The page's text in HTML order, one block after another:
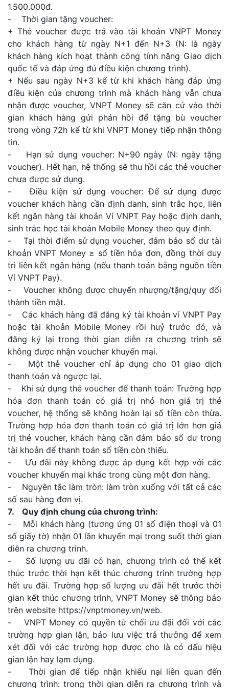
1.500.000đ.
- Thời gian tặng voucher:
+ Thẻ voucher được trả vào tài khoản VNPT Money
cho khách hàng từ ngày N+1 đến N+3 (N: là ngày
khách hàng kích hoạt thành công tính năng Giao dịch
quốc tế và đáp ứng đủ điều kiện chương trình).
+ Nếu sau ngày N+3 kể từ khi khách hàng đáp ứng
điều kiện của chương trình mà khách hàng vẫn chưa
nhận được voucher, VNPT Money sẽ căn cứ vào thời
gian khách hàng gửi phản hồi để tặng bù voucher
trong vòng 72h kể từ khi VNPT Money tiếp nhận thông
tin.
- Hạn sử dụng voucher: N+90 ngày (N: ngày tặng
voucher). Hết hạn, hệ thống sẽ thu hồi các thẻ voucher
chưa được sử dụng.
- Điều kiện sử dụng voucher: Để sử dụng được
voucher khách hàng cần định danh, sinh trắc học, liên
kết ngân hàng tài khoản Ví VNPT Pay hoặc định danh,
sinh trắc học tài khoản Mobile Money theo quy định.
- Tại thời điểm sử dụng voucher, đảm bảo số dư tài
khoản VNPT Money ≥ số tiền hóa đơn, đồng thời duy
trì liên kết ngân hàng (nếu thanh toán bằng nguồn tiền
Ví VNPT Pay).
- Voucher không được chuyển nhượng/tặng/quy đổi
thành tiền mặt.
- Các khách hàng đã đăng ký tài khoản ví VNPT Pay
hoặc tài khoản Mobile Money rồi huỷ trước đó, và
đăng ký lại trong thời gian diễn ra chương trình sẽ
không được nhận voucher khuyến mại.
- Một thẻ voucher chỉ áp dụng cho 01 giao dịch
thanh toán và ngược lại.
- Khi sử dụng thẻ voucher để thanh toán: Trường hợp
hóa đơn thanh toán có giá trị nhỏ hơn giá trị thẻ
voucher, hệ thống sẽ không hoàn lại số tiền còn thừa.
Trường hợp hóa đơn thanh toán có giá trị lớn hơn giá
trị thẻ voucher, khách hàng cần đảm bảo số dư trong
tài khoản để thanh toán số tiền còn thiếu.
- Ưu đãi này không được áp dụng kết hợp với các
voucher khuyến mại khác trong cùng một đơn hàng.
- Nguyên tắc làm tròn: làm tròn xuống với tất cả các
số sau hàng đơn vị.
7. Quy định chung của chương trình:
- Mỗi khách hàng (tương ứng 01 số điện thoại và 01
số giấy tờ) nhận 01 lần khuyến mại trong suốt thời gian
diễn ra chương trình.
- Số lượng ưu đãi có hạn, chương trình có thể kết
thúc trước thời hạn kết thúc chương trinh trường hợp
hết ưu đãi. Trường hợp số lượng ưu đãi hết trước thời
gian kết thúc chương trình, VNPT Money sẽ thông báo
trên website https://vnptmoney.vn/web.
- VNPT Money có quyền từ chối ưu đãi đối với các
trường hợp gian lận, bảo lưu việc trả thưởng để xem
xét đối với các trường hợp được cho là có dấu hiệu
gian lận hay lạm dụng.
- Thời gian để tiếp nhận khiếu nại liên quan đến
chương trình: trong thời gian diễn ra chương trình và